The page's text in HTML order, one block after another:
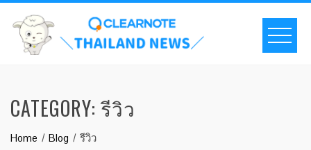
CATEGORY:รีวิว
Home Blog รีวิว